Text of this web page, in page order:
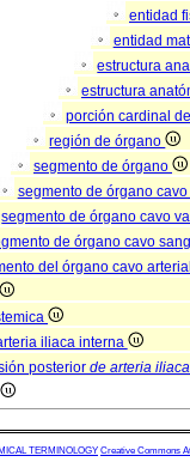
entidad
entidad
estructura
estructura
porción cardinal
región de órgano
segmento de órgano
segmento de órgano
segmento de órgano cavo
de órgano cavo
del órgano cavo
iliaca interna
posterior de arteria
TERMINOLOGY Creative Commons